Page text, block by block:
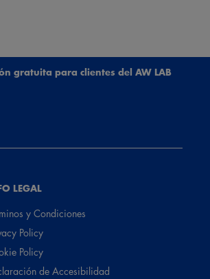
gratuita para clientes del AW LAB
LEGAL
y Condiciones
Policy
Policy
de Accesibilidad